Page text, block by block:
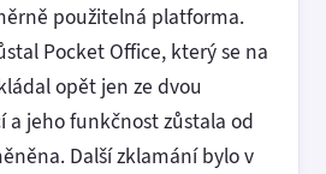
použitelná platforma.
Pocket Office, který se na
opět jen ze dvou
a jeho funkčnost zůstala od
Další zklamání bylo v